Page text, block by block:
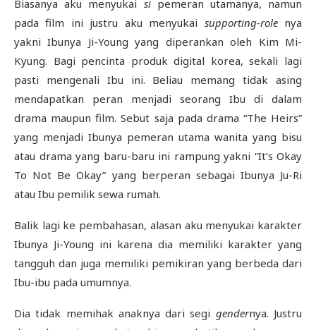
Biasanya aku menyukai sipemeran utamanya, namun
pada film ini justru aku menyukai supporting-rolenya
yakni Ibunya Ji-Young yang diperankan oleh Kim Mi-
Kyung. Bagi pencinta produk digital korea, sekali lagi
pasti mengenali Ibu ini. Beliau memang tidak asing
mendapatkan peran menjadi seorang Ibu di dalam
drama maupun film. Sebut saja pada drama “The Heirs”
yang menjadi Ibunya pemeran utama wanita yang bisu
atau drama yang baru-baru ini rampung yakni “It’s Okay
To Not Be Okay” yang berperan sebagai Ibunya Ju-Ri
atau Ibu pemilik sewa rumah.
Balik lagi ke pembahasan, alasan aku menyukai karakter
Ibunya Ji-Young ini karena dia memiliki karakter yang
tangguh dan juga memiliki pemikiran yang berbeda dari
Ibu-ibu pada umumnya.
Dia tidak memihak anaknya dari segi gendernya. Justru